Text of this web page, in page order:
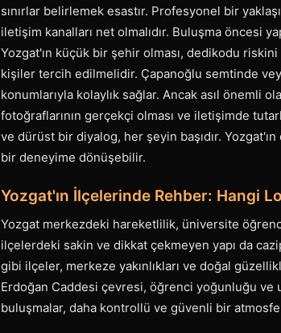
sınırlar belirlemek esastır. Profesyonel bir
iletişim kanalları net olmalıdır. Buluşma öncesi
Yozgat'ın küçük bir şehir olması, dedikodu
kişiler tercih edilmelidir. Çapanoğlu semtinde
konumlarıyla kolaylık sağlar. Ancak asıl önemli
fotoğraflarının gerçekçi olması ve iletişimde
ve dürüst bir diyalog, her şeyin başıdır.
bir deneyime dönüşebilir.
Yozgat'ın İlçelerinde Rehber: Hangi
Yozgat merkezdeki hareketlilik, üniversite
ilçelerdeki sakin ve dikkat çekmeyen yapı da
gibi ilçeler, merkeze yakınlıkları ve doğal
Erdoğan Caddesi çevresi, öğrenci yoğunluğu ve
buluşmalar, daha kontrollü ve güvenli bir